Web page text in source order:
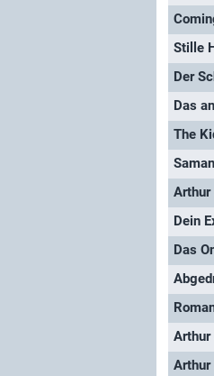
Stille
Der
Das
The
Arthur
Dein
Das
Arthur
Arthur